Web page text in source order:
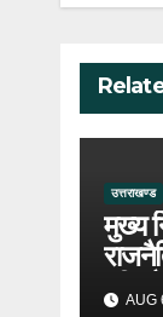
उत्तराखण्ड
मुख्य
AUG